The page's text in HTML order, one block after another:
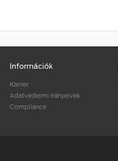
Információk
Karrier
Adatvédelmi irányelvek
Compliance